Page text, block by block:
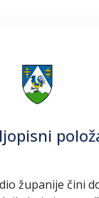
županije čini